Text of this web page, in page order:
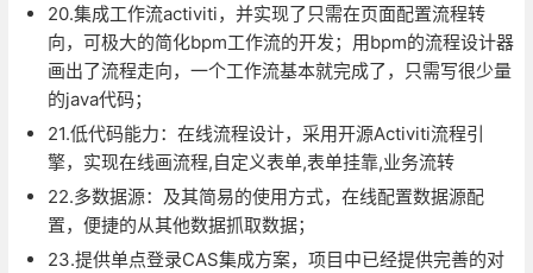
20.集成工作流activiti，并实现了只需在页面配置流程转
向，可极大的简化bpm工作流的开发；用bpm的流程设计器
画出了流程走向，一个工作流基本就完成了，只需写很少量
的java代码；
21.低代码能力：在线流程设计，采用开源Activiti流程引
擎，实现在线画流程,自定义表单,表单挂靠,业务流转
22.多数据源：及其简易的使用方式，在线配置数据源配
置，便捷的从其他数据抓取数据；
23.提供单点登录CAS集成方案，项目中已经提供完善的对